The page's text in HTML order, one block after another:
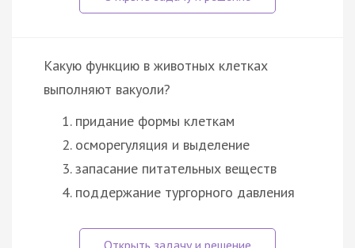
Какую функцию в животных клетках
выполняют вакуоли?
придание формы клеткам
осморегуляция и выделение
запасание питательных веществ
поддержание тургорного давления